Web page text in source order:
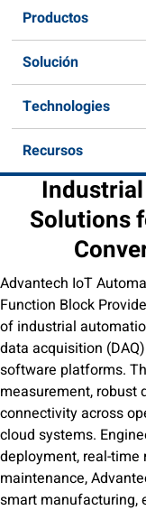
Productos
Solución
Technologies
Recursos
Solutions
Advantech IoT
Function Block
of industrial
data acquisition
software platforms.
measurement, robust
connectivity across
cloud systems.
deployment, real-
maintenance,
smart manufacturing,